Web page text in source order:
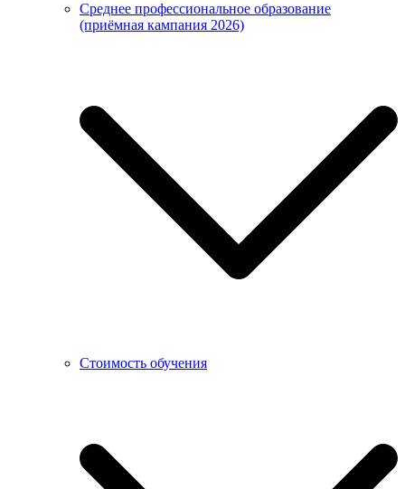
Среднее профессиональное образование
(приёмная кампания 2026)
Стоимость обучения